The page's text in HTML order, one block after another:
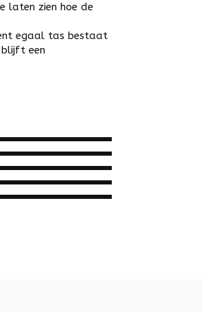
laten zien hoe de
egaal tas bestaat
blijft een